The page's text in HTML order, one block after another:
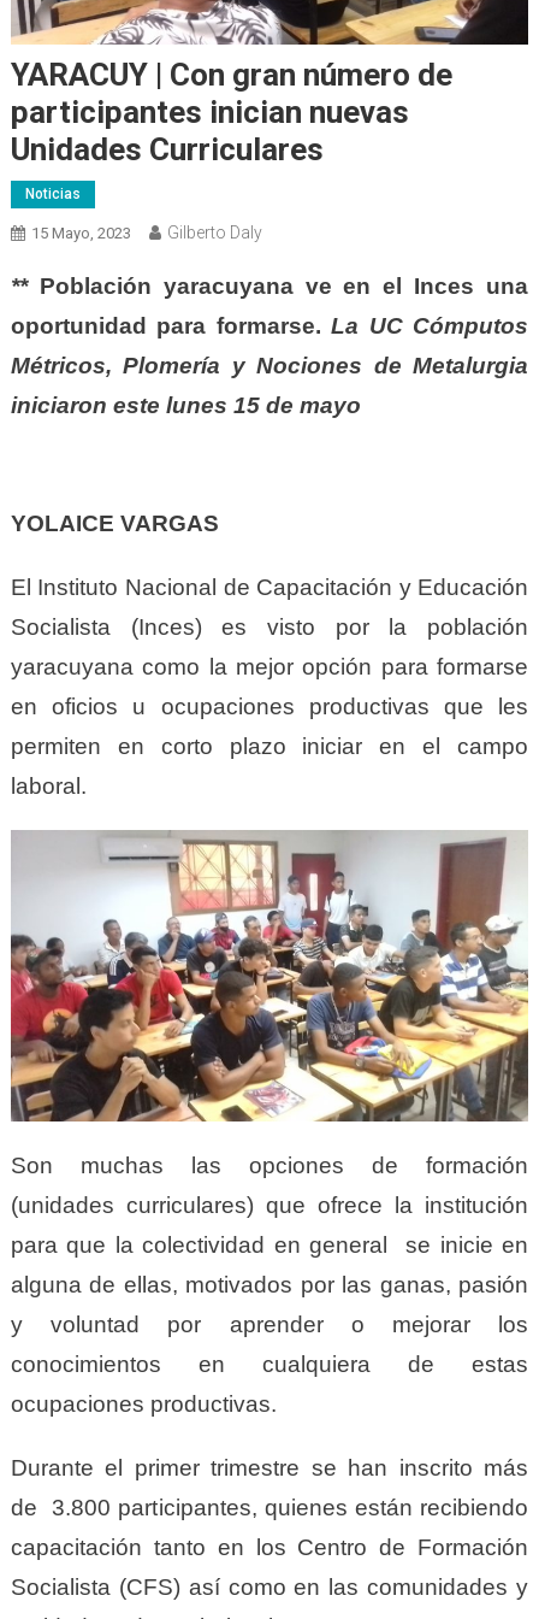
YARACUY | Con gran número de
participantes inician nuevas
Unidades Curriculares
Noticias
15 Mayo, 2023 Gilberto Daly
** Población yaracuyana ve en el Inces una
oportunidad para formarse.La UC Cómputos
Métricos, Plomería y Nociones de Metalurgia
iniciaron este lunes 15 de mayo
YOLAICE VARGAS
El Instituto Nacional de Capacitación y Educación
Socialista (Inces) es visto por la población
yaracuyana como la mejor opción para formarse
en oficios u ocupaciones productivas que les
permiten en corto plazo iniciar en el campo
laboral.
Son muchas las opciones de formación
(unidades curriculares) que ofrece la institución
para que la colectividad en general se inicie en
alguna de ellas, motivados por las ganas, pasión
y voluntad por aprender o mejorar los
conocimientos en cualquiera de estas
ocupaciones productivas.
Durante el primer trimestre se han inscrito más
de 3.800 participantes, quienes están recibiendo
capacitación tanto en los Centro de Formación
Socialista (CFS) así como en las comunidades y